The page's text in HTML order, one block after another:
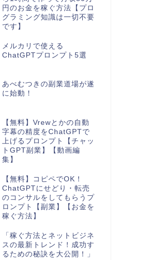
円のお金を稼ぐ方法【プロ
グラミング知識は一切不要
です】
メルカリで使える
ChatGPTプロンプト5選
あべむつきの副業道場が遂
に始動！
【無料】Vrewとかの自動
字幕の精度をChatGPTで
上げるプロンプト【チャッ
トGPT副業】【動画編
集】
【無料】コピペでOK！
ChatGPTにせどり・転売
のコンサルをしてもらうプ
ロンプト【副業】【お金を
稼ぐ方法】
「稼ぐ方法とネットビジネ
スの最新トレンド！成功す
るための秘訣を大公開！」